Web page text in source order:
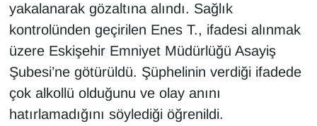
yakalanarak gözaltına alındı. Sağlık
kontrolünden geçirilen Enes T., ifadesi alınmak
üzere Eskişehir Emniyet Müdürlüğü Asayiş
Şubesi’ne götürüldü. Şüphelinin verdiği ifadede
çok alkollü olduğunu ve olay anını
hatırlamadığını söylediği öğrenildi.